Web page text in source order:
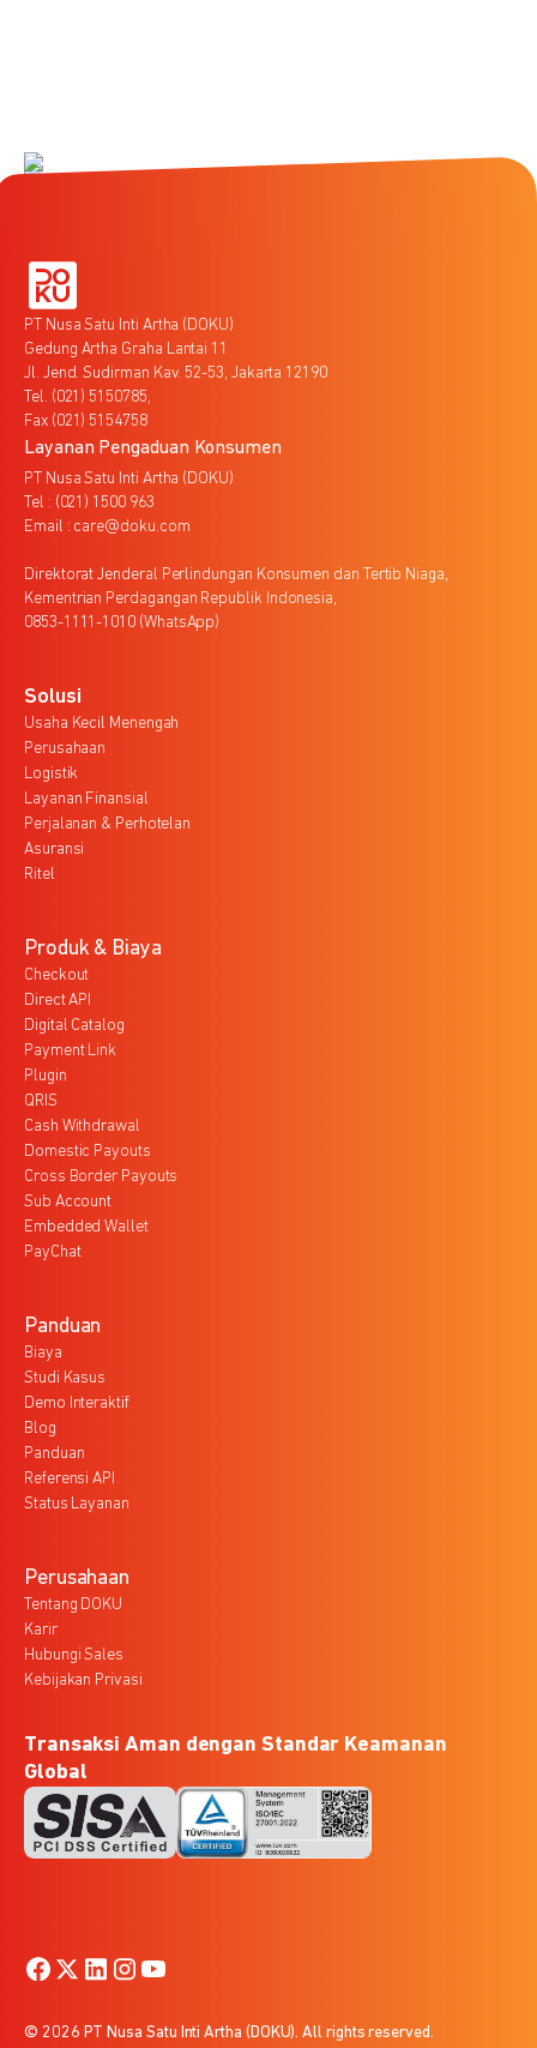
PT Nusa Satu Inti Artha (DOKU)
Gedung Artha Graha Lantai 11
Jl. Jend. Sudirman Kav. 52-53, Jakarta 12190
Tel. (021) 5150785,
Fax (021) 5154758
Layanan Pengaduan Konsumen
PT Nusa Satu Inti Artha (DOKU)
Tel : (021) 1500 963
Email : care@doku.com
Direktorat Jenderal Perlindungan Konsumen dan Tertib Niaga,
Kementrian Perdagangan Republik Indonesia,
0853-1111-1010 (WhatsApp)
Solusi
Usaha Kecil Menengah
Perusahaan
Logistik
Layanan Finansial
Perjalanan & Perhotelan
Asuransi
Ritel
Produk & Biaya
Checkout
Direct API
Digital Catalog
Payment Link
Plugin
QRIS
Cash Withdrawal
Domestic Payouts
Cross Border Payouts
Sub Account
Embedded Wallet
PayChat
Panduan
Biaya
Studi Kasus
Demo Interaktif
Blog
Panduan
Referensi API
Status Layanan
Perusahaan
Tentang DOKU
Karir
Hubungi Sales
Kebijakan Privasi
Transaksi Aman dengan Standar Keamanan
Global
© 2026 PT Nusa Satu Inti Artha (DOKU). All rights reserved.